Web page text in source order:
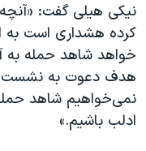
نیکی هیلی گفت:
کرده هشداری است به
خواهد شاهد حمله به
هدف دعوت به نشست
نمی‌خواهیم شاهد
ادلب باشیم.»